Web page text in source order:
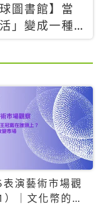
球圖書館】當
活」變成一種商
群時代，資本
何包裝你的休
演藝術市場觀
）｜文化幣的王